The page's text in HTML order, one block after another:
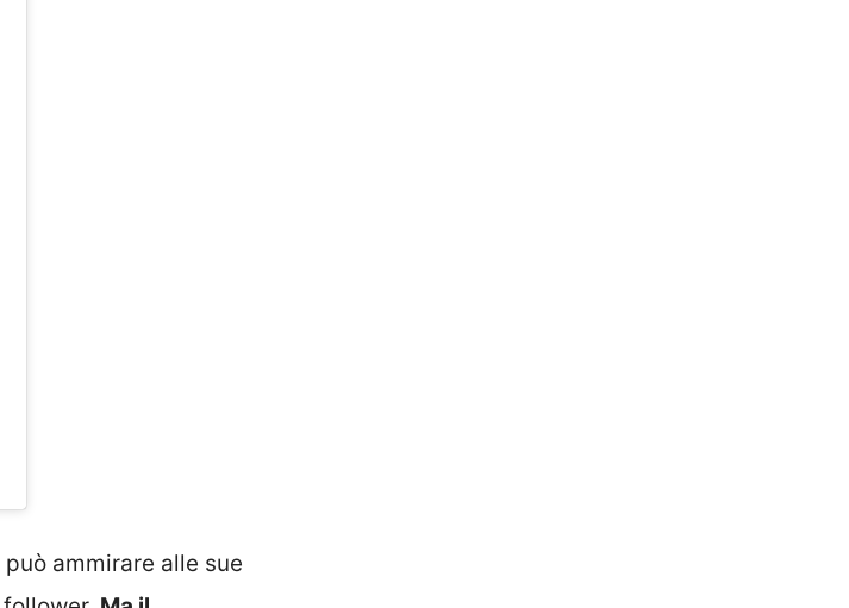
ammirare alle sue